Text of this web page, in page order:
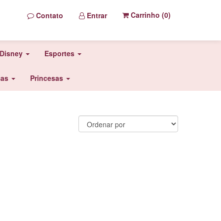
Contato Entrar Carrinho (0)
Disney Esportes
Princesas